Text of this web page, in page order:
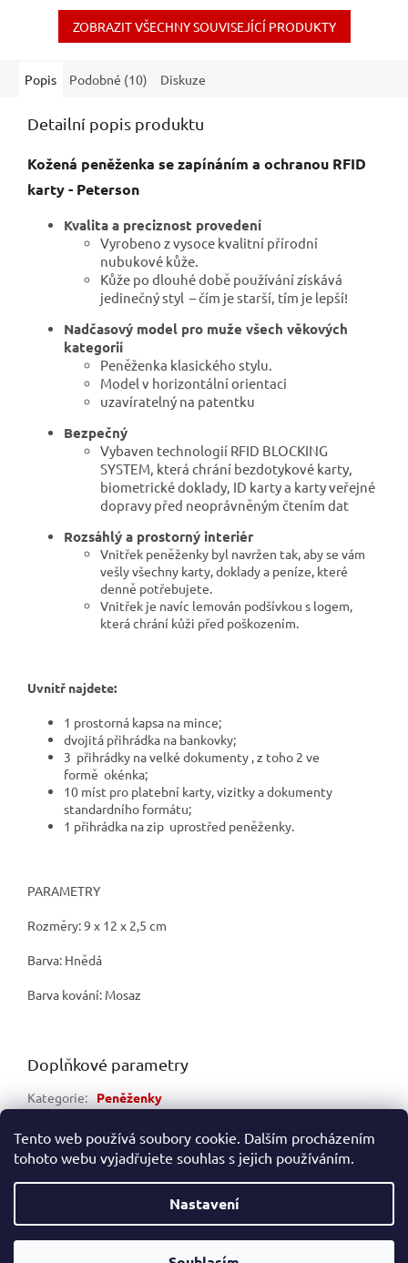
Tento web používá soubory cookie. Dalším procházením
tohoto webu vyjadřujete souhlas s jejich používáním.
Nastavení
nápomocná k odehnání...
ZOBRAZIT VŠECHNY SOUVISEJÍCÍ PRODUKTY
Popis Podobné (10) Diskuze
Detailní popis produktu
Kožená peněženka se zapínáním a ochranou RFID
karty - Peterson
Kvalita a preciznost provedení
Vyrobeno z vysoce kvalitní přírodní
nubukové kůže.
Kůže po dlouhé době používání získává
jedinečný styl – čím je starší, tím je lepší!
Nadčasový model pro muže všech věkových
kategorií
Peněženka klasického stylu.
Model v horizontální orientaci
uzavíratelný na patentku
Bezpečný
Vybaven technologií RFID BLOCKING
SYSTEM, která chrání bezdotykové karty,
biometrické doklady, ID karty a karty veřejné
dopravy před neoprávněným čtením dat
Rozsáhlý a prostorný interiér
Vnitřek peněženky byl navržen tak, aby se vám
vešly všechny karty, doklady a peníze, které
denně potřebujete.
Vnitřek je navíc lemován podšívkou s logem,
která chrání kůži před poškozením.
Uvnitř najdete:
1 prostorná kapsa na mince;
dvojitá přihrádka na bankovky;
3 přihrádky na velké dokumenty , z toho 2 ve
formě okénka;
10 míst pro platební karty, vizitky a dokumenty
standardního formátu;
1 přihrádka na zip uprostřed peněženky.
PARAMETRY
Rozměry: 9 x 12 x 2,5 cm
Barva: Hnědá
Barva kování: Mosaz
Doplňkové parametry
Kategorie:
Peněženky
Vytvořil Shoptet